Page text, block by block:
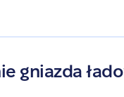
gniazda